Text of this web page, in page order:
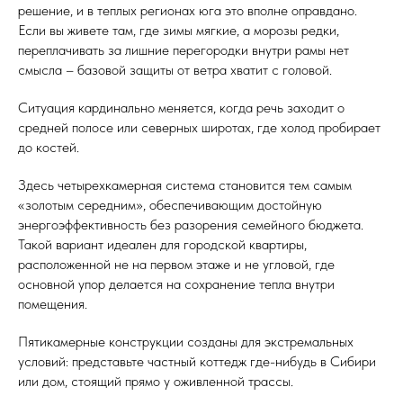
решение, и в теплых регионах юга это вполне оправдано.
Если вы живете там, где зимы мягкие, а морозы редки,
переплачивать за лишние перегородки внутри рамы нет
смысла – базовой защиты от ветра хватит с головой.
Ситуация кардинально меняется, когда речь заходит о
средней полосе или северных широтах, где холод пробирает
до костей.
Здесь четырехкамерная система становится тем самым
«золотым середним», обеспечивающим достойную
энергоэффективность без разорения семейного бюджета.
Такой вариант идеален для городской квартиры,
расположенной не на первом этаже и не угловой, где
основной упор делается на сохранение тепла внутри
помещения.
Пятикамерные конструкции созданы для экстремальных
условий: представьте частный коттедж где-нибудь в Сибири
или дом, стоящий прямо у оживленной трассы.